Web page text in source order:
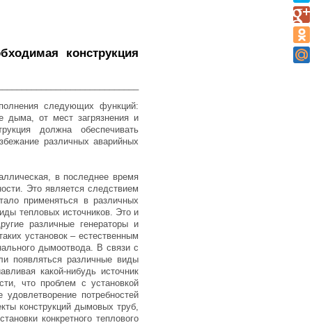
конструкция
следующих функций:
дыма, от мест загрязнения и
должна обеспечивать
различных аварийных
в последнее время
Это является следствием
применяться в различных
тепловых источников. Это и
различные генераторы и
установок – естественным
дымоотвода. В связи с
появляться различные виды
какой-нибудь источник
что проблем с установкой
потребностей
конструкций дымовых труб,
конкретного теплового